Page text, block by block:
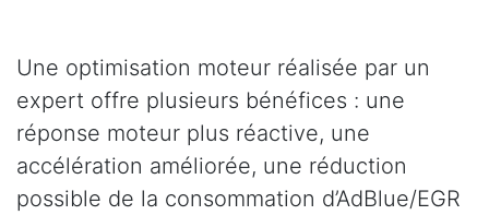
Une optimisation moteur réalisée par un
expert offre plusieurs bénéfices : une
réponse moteur plus réactive, une
accélération améliorée, une réduction
possible de la consommation d’AdBlue/EGR